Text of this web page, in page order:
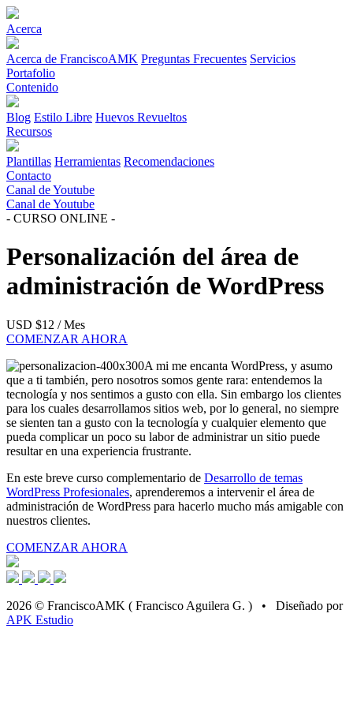
Acerca
Acerca de FranciscoAMK Preguntas Frecuentes Servicios
Portafolio
Contenido
Blog Estilo Libre Huevos Revueltos
Recursos
Plantillas Herramientas Recomendaciones
Contacto
Canal de Youtube
Canal de Youtube
- CURSO ONLINE -
Personalización del área de
administración de WordPress
USD $12 / Mes
COMENZAR AHORA
A mi me encanta WordPress, y asumo
que a ti también, pero nosotros somos gente rara: entendemos la
tecnología y nos sentimos a gusto con ella. Sin embargo los clientes
para los cuales desarrollamos sitios web, por lo general, no siempre
se sienten tan a gusto con la tecnología y cualquier elemento que
pueda complicar un poco su labor de administrar un sitio puede
resultar en una experiencia frustrante.
En este breve curso complementario de Desarrollo de temas
WordPress Profesionales, aprenderemos a intervenir el área de
administración de WordPress para hacerlo mucho más amigable con
nuestros clientes.
COMENZAR AHORA
2026 © FranciscoAMK ( Francisco Aguilera G. ) • Diseñado por
APK Estudio